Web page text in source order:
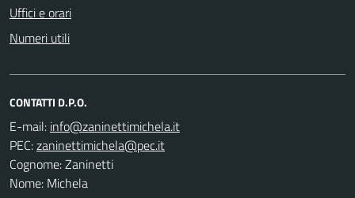
Uffici e orari
Numeri utili
CONTATTI D.P.O.
E-mail:
PEC:
Cognome: Zaninetti
Nome: Michela